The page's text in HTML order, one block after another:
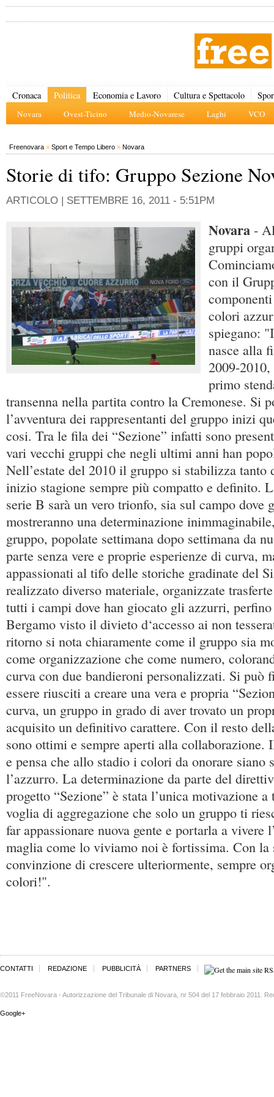
Cronaca Politica
Novara Ovest-Ticino Medio-Novarese Laghi VCO
Economia e Lavoro Cultura e Spettacolo
Freenovara » Sport e Tempo Libero » Novara
Storie di tifo: Gruppo Sezione
ARTICOLO | SETTEMBRE 16, 2011 - 5:51PM
Novara -
gruppi
con il
colori
spiegano:
nasce alla
2009-
primo
transenna nella partita contro la Cremonese. Si
l’avventura dei rappresentanti del gruppo inizi
cosi. Tra le fila dei “Sezione” infatti sono
vari vecchi gruppi che negli ultimi anni han
Nell’estate del 2010 il gruppo si stabilizza tanto
inizio stagione sempre più compatto e definito.
serie B sarà un vero trionfo, sia sul campo dove
mostreranno una determinazione
gruppo, popolate settimana dopo settimana da
parte senza vere e proprie esperienze di curva,
appassionati al tifo delle storiche gradinate del
realizzato diverso materiale, organizzate
tutti i campi dove han giocato gli azzurri,
Bergamo visto il divieto d‘accesso ai non
ritorno si nota chiaramente come il gruppo sia
come organizzazione che come numero,
curva con due bandieroni personalizzati. Si può
essere riusciti a creare una vera e propria
curva, un gruppo in grado di aver trovato un
acquisito un definitivo carattere. Con il resto
sono ottimi e sempre aperti alla collaborazione.
e pensa che allo stadio i colori da onorare siano
l’azzurro. La determinazione da parte del
progetto “Sezione” è stata l’unica motivazione
voglia di aggregazione che solo un gruppo ti
far appassionare nuova gente e portarla a vivere
maglia come lo viviamo noi è fortissima. Con la
convinzione di crescere ulteriormente, sempre
colori!".
CONTATTI REDAZIONE PUBBLICITÀ PARTNERS
©2011 FreeNovara - Autorizzazione del Tribunale di Novara, nr 504 del 17 febbraio 2011.
Google+